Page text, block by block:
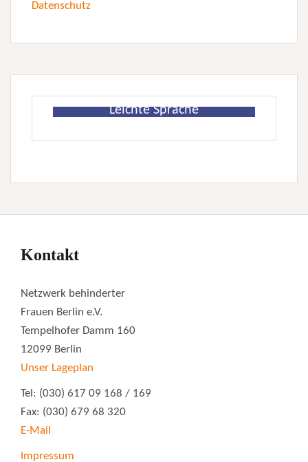
Datenschutz
Leichte Sprache
Kontakt
Netzwerk behinderter
Frauen Berlin e.V.
Tempelhofer Damm 160
12099 Berlin
Unser Lageplan
Tel: (030) 617 09 168 / 169
Fax: (030) 679 68 320
E-Mail
Impressum